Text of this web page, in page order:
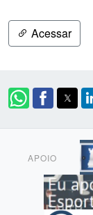
Acessar
APOIO